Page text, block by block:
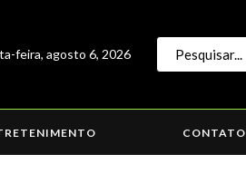
feira, agosto 6, 2026
CONTATO